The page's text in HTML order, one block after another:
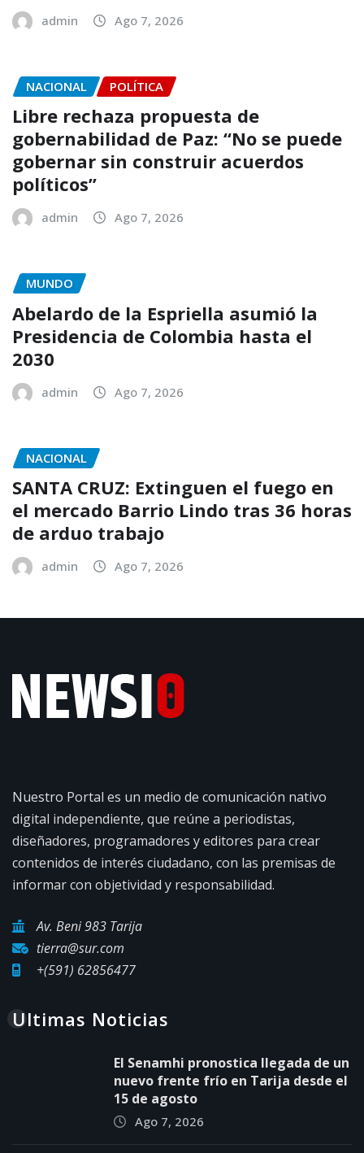
admin Ago 7, 2026
NACIONAL POLÍTICA
Libre rechaza propuesta de
gobernabilidad de Paz: “No se puede
gobernar sin construir acuerdos
políticos”
admin Ago 7, 2026
MUNDO
Abelardo de la Espriella asumió la
Presidencia de Colombia hasta el
2030
admin Ago 7, 2026
NACIONAL
SANTA CRUZ: Extinguen el fuego en
el mercado Barrio Lindo tras 36 horas
de arduo trabajo
admin Ago 7, 2026
Nuestro Portal es un medio de comunicación nativo
digital independiente, que reúne a periodistas,
diseñadores, programadores y editores para crear
contenidos de interés ciudadano, con las premisas de
informar con objetividad y responsabilidad.
Av. Beni 983 Tarija
tierra@sur.com
+(591) 62856477
Ultimas Noticias
El Senamhi pronostica llegada de un
nuevo frente frío en Tarija desde el
15 de agosto
Ago 7, 2026